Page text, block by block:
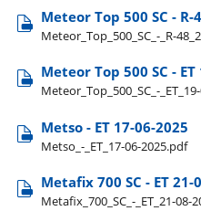
Meteor Top 500 SC -
Meteor​_Top​_500​_SC​_-​_R-
Meteor Top 500 SC -
Meteor​_Top​_500​_SC​_-​
Metso - ET 17-06-2025
Metso​_-​_ET​_17-06-2025.pdf
Metafix 700 SC - ET 21-
Metafix​_700​_SC​_-​_ET​_21-08-